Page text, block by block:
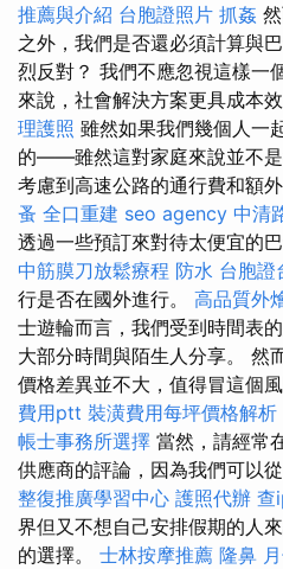
推薦與介紹 台胞證照片 抓姦
之外，我們是否還必須計算與
烈反對？ 我們不應忽視這樣一
來說，社會解決方案更具成本效
理護照 雖然如果我們幾個人一
的——雖然這對家庭來說並不
考慮到高速公路的通行費和額
蚤 全口重建 seo agency 中清
透過一些預訂來對待太便宜的
中筋膜刀放鬆療程 防水 台胞證
行是否在國外進行。 高品質外
士遊輪而言，我們受到時間表
大部分時間與陌生人分享。 然
價格差異並不大，值得冒這個風
費用ptt 裝潢費用每坪價格解析
帳士事務所選擇 當然，請經常
供應商的評論，因為我們可以
整復推廣學習中心 護照代辦 查
界但又不想自己安排假期的人
的選擇。 士林按摩推薦 隆鼻